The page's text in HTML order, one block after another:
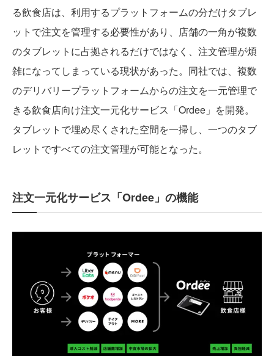
る飲食店は、利用するプラットフォームの分だけタブレ
ットで注文を管理する必要性があり、店舗の一角が複数
のタブレットに占拠されるだけではなく、注文管理が煩
雑になってしまっている現状があった。同社では、複数
のデリバリープラットフォームからの注文を一元管理で
きる飲食店向け注文一元化サービス「Ordee」を開発。
タブレットで埋め尽くされた空間を一掃し、一つのタブ
レットですべての注文管理が可能となった。
注文一元化サービス「Ordee」の機能